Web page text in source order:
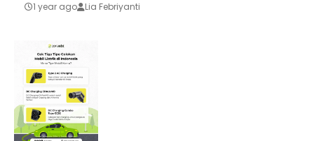
1 year ago Lia Febriyanti